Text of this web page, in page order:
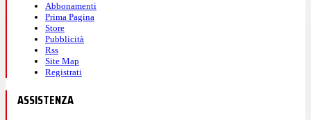
Abbonamenti
Prima Pagina
Store
Pubblicità
Rss
Site Map
Registrati
ASSISTENZA